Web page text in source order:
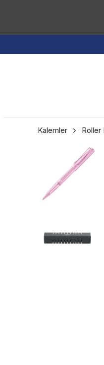
Kalemler Roller